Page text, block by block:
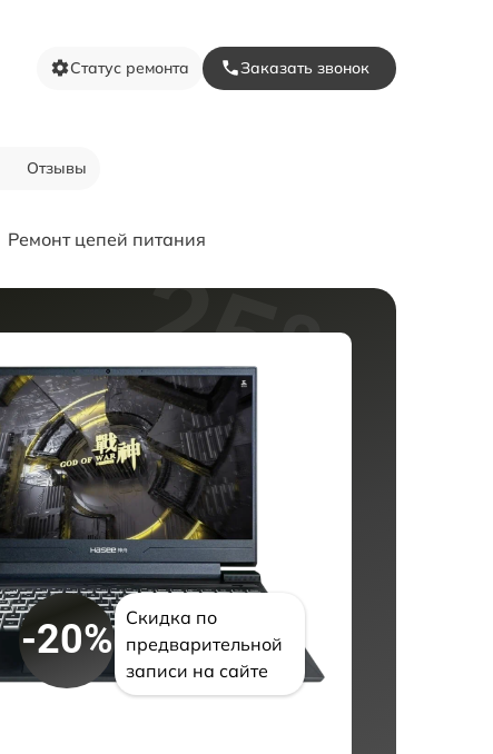
Статус ремонта Заказать звонок
Отзывы
Ремонт цепей питания
-20%
Скидка по
предварительной
записи на сайте